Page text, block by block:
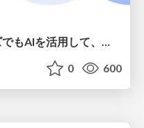
0 600